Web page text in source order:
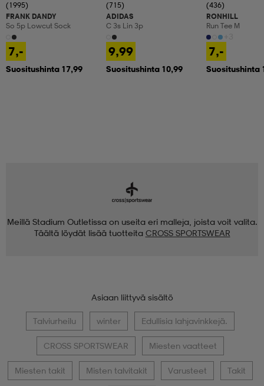
(1995)
FRANK DANDY
So 5p Lowcut Sock
7,-
Suositushinta 17,99
(715)
ADIDAS
C 3s Lin 3p
9,99
Suositushinta 10,99
(436)
RONHILL
Run Tee M
7,-
Suositushinta
Meillä Stadium Outletissa on useita eri malleja, joista voit valita.
Täältä löydät lisää tuotteita CROSS SPORTSWEAR
Asiaan liittyvä sisältö
Talviurheilu winter Edullisia lahjavinkkejä.
CROSS SPORTSWEAR Miesten vaatteet
Miesten takit Misten talvitakit Varusteet Takit